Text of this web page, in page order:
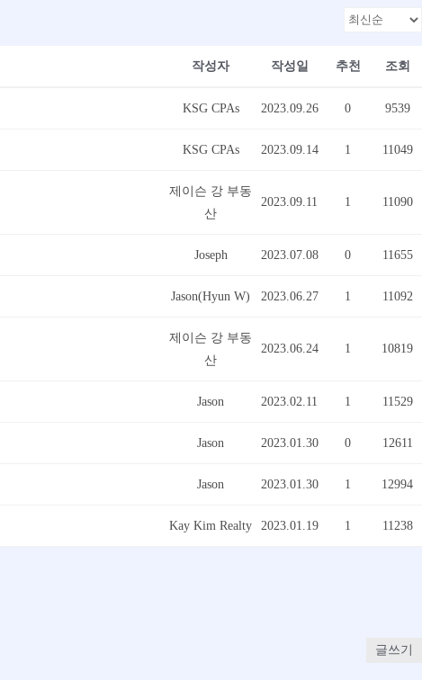
작성자 작성일 추천 조회
KSG CPAs 2023.09.26 0 9539
KSG CPAs 2023.09.14 1 11049
제이슨 강 부동
산
2023.09.11 1 11090
Joseph 2023.07.08 0 11655
Jason(Hyun W) 2023.06.27 1 11092
제이슨 강 부동
산
2023.06.24 1 10819
Jason 2023.02.11 1 11529
Jason 2023.01.30 0 12611
Jason 2023.01.30 1 12994
Kay Kim Realty 2023.01.19 1 11238
글쓰기